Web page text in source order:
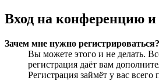
Вход на конференцию и
Зачем мне нужно регистрироваться?
Вы можете этого и не делать.
регистрация даёт вам
Регистрация займёт у вас